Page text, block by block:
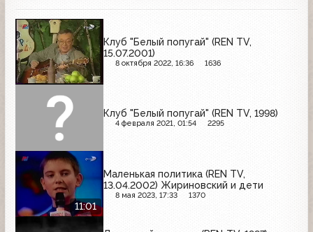
Клуб "Белый попугай" (REN TV,
15.07.2001)
8 октября 2022, 16:36 1636
Клуб "Белый попугай" (REN TV, 1998)
4 февраля 2021, 01:54 2295
11:01
Маленькая политика (REN TV,
13.04.2002) Жириновский и дети
8 мая 2023, 17:33 1370